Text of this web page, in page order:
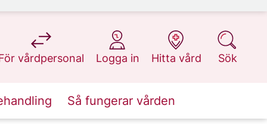
vårdpersonal
på 1177.se
Logga in
på 1177.se
Hitta vård
på 1177.se
Sök
på 1177.se
Så fungerar vården